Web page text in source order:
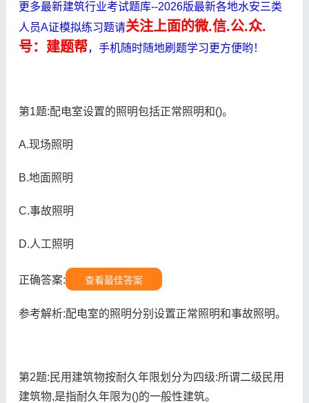
更多最新建筑行业考试题库--2026版最新各地水安三类
人员A证模拟练习题请关注上面的微.信.公.众.
号：建题帮，手机随时随地刷题学习更方便哟！
第1题:配电室设置的照明包括正常照明和()。
A.现场照明
B.地面照明
C.事故照明
D.人工照明
正确答案: 查看最佳答案
参考解析:配电室的照明分别设置正常照明和事故照明。
第2题:民用建筑物按耐久年限划分为四级:所谓二级民用
建筑物,是指耐久年限为()的一般性建筑。